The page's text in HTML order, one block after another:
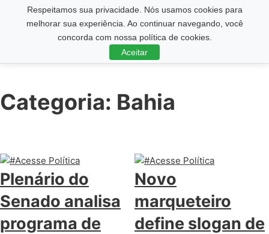
Respeitamos sua privacidade. Nós usamos cookies para
melhorar sua experiência. Ao continuar navegando, você
concorda com nossa política de cookies.
Aceitar
Pesquisar ...
Categoria: Bahia
Plenário do
Senado analisa
programa de
Novo
marqueteiro
define slogan de